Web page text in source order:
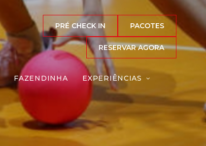
PRÉ CHECK IN PACOTES
RESERVAR AGORA
FAZENDINHA EXPERIÊNCIAS